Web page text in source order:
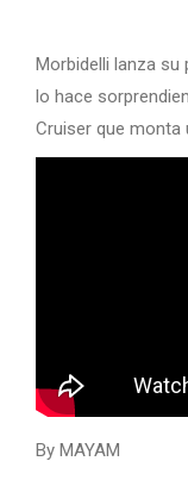
Morbidelli lanza
lo hace
Cruiser que monta
By MAYAM